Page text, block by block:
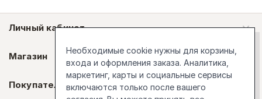
Личный кабинет
Магазин
Покупателям
Необходимые cookie нужны для корзины,
входа и оформления заказа. Аналитика,
маркетинг, карты и социальные сервисы
включаются только после вашего